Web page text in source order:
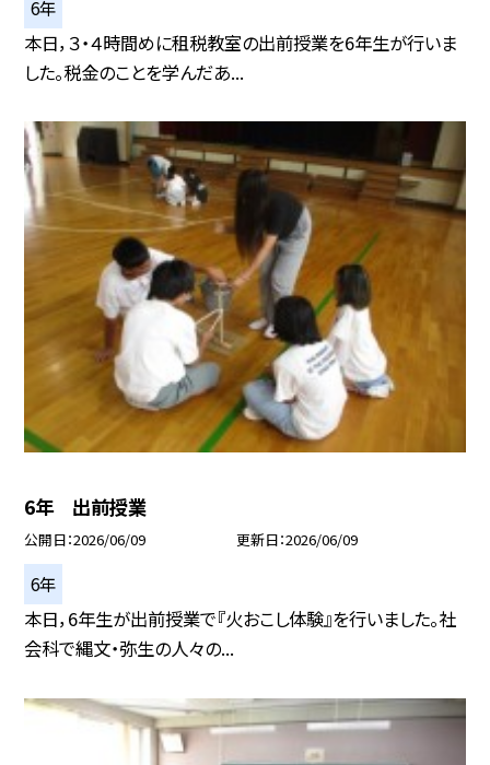
6年
本日，３・４時間めに租税教室の出前授業を6年生が行いま
した。税金のことを学んだあ...
6年 出前授業
公開日 2026/06/09 更新日 2026/06/09
6年
本日，6年生が出前授業で『火おこし体験』を行いました。社
会科で縄文・弥生の人々の...